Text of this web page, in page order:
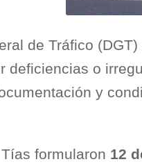
de Tráfico
deficiencias o
y
formularon 12